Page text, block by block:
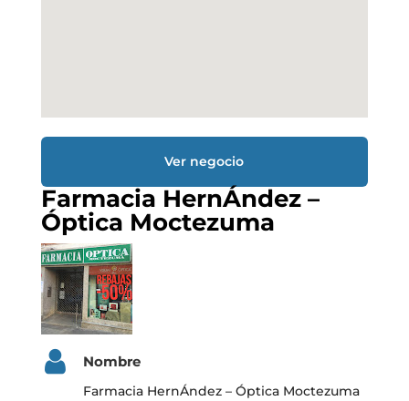
Ver negocio
Farmacia HernÁndez –
Óptica Moctezuma
Nombre
Farmacia HernÁndez – Óptica Moctezuma